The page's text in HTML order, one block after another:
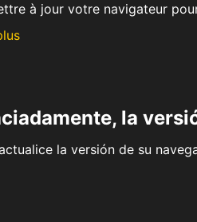
à jour votre navigateur
la
la versión de su